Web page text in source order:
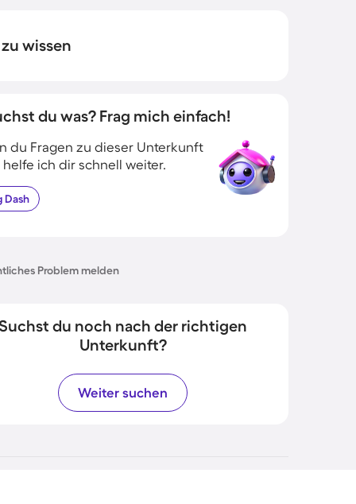
wissen
du was? Frag mich einfach!
du Fragen zu dieser Unterkunft
helfe ich dir schnell weiter.
Dash
Problem melden
du noch nach der richtigen
Unterkunft?
Weiter suchen